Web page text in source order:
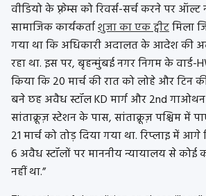
वीडियो के फ़्रेम्स को रिवर्स-सर्च करने पर ऑल्ट
सामाजिक कार्यकर्ताशुजा का एक ट्वीटमिला
गया था कि अधिकारी अदालत के आदेश की
रहा था. इस पर, बृहन्मुंबई नगर निगम के वार्ड-
किया कि 20 मार्च की रात को लोहे और टिन
बने छह अवैध स्टॉल KD मार्ग और 2nd
सांताक्रूज़ स्टेशन के पास, सांताक्रूज़ पश्चिम में
21 मार्च को तोड़ दिया गया था. रिप्लाइ में आगे
6 अवैध स्टॉलों पर माननीय न्यायालय से
नहीं था.”